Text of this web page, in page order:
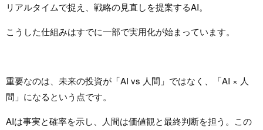
リアルタイムで捉え、戦略の見直しを提案するAI。
こうした仕組みはすでに一部で実用化が始まっています。
重要なのは、未来の投資が「AI vs 人間」ではなく、「AI × 人
間」になるという点です。
AIは事実と確率を示し、人間は価値観と最終判断を担う。この